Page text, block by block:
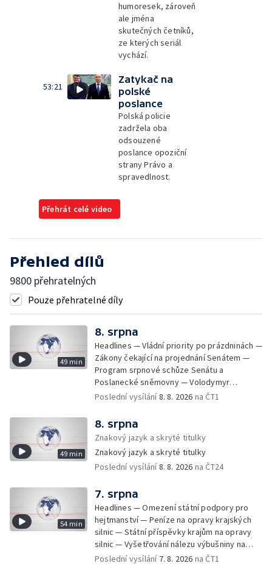
humoresek, zároveň
ale jména
skutečných četníků,
ze kterých seriál
vychází.
53:21
Zatykač na
polské
poslance
Polská policie
zadržela oba
odsouzené
poslance opoziční
strany Právo a
spravedlnost.
Přehrát celé video
Přehled dílů
9800 přehratelných
Pouze přehratelné díly
49 min
8. srpna
Headlines — Vládní priority po prázdninách —
Zákony čekající na projednání Senátem —
Program srpnové schůze Senátu a
Poslanecké sněmovny — Volodymyr
Zelenskyj jednal poprvé v Bělehradě —
provoz nelegálních domovů pro seniory —
Populace Česka stárne — Čekací lhůty na
přijetí do domovů pro seniory — Tisza
vybrala kandidáta na prezidenta — Tréninky
soutěžních párů StarDance — Následky
Prahou prošel průvod hrdosti na podporu
sexuálních menšin — Snazší vrácení zboží —
Pátrání na jezeře Most — Bezpečnost na
paddleboardech — Češi hledají chladnější
destinace — Kolik zaplatí Češi za dovolenou
— Cestování se zvířaty — Turistický nápor na
Šumavu — Demolice budovy ve Zlíně —
Poslední vysílání8. 8. 2026 na ČT1
49 min
8. srpna
Znakový jazyk a skryté titulky
Znakový jazyk a skryté titulky
Poslední vysílání8. 8. 2026 na ČT24
54 min
7. srpna
Headlines — Omezení státní podpory pro
hejtmanství — Peníze na opravy krajských
silnic — Státní příspěvky krajům na opravy
silnic — Vyšetřování nálezu výbušniny na
letišti v Lipsku — Pasové kontroly spojů mezi
Poslední vysílání 7. 8. 2026 na ČT1